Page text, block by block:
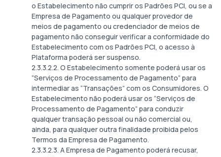
o Estabelecimento não cumprir os Padrões PCI, ou se a
Empresa de Pagamento ou qualquer provedor de
meios de pagamento ou credenciador de meios de
pagamento não conseguir verificar a conformidade do
Estabelecimento com os Padrões PCI, o acesso à
Plataforma poderá ser suspenso.
2.3.3.2.2. O Estabelecimento somente poderá usar os
“Serviços de Processamento de Pagamento” para
intermediar as “Transações” com os Consumidores. O
Estabelecimento não poderá usar os “Serviços de
Processamento de Pagamento” para conduzir
qualquer transação pessoal ou não comercial ou,
ainda, para qualquer outra finalidade proibida pelos
Termos da Empresa de Pagamento.
2.3.3.2.3. A Empresa de Pagamento poderá recusar,